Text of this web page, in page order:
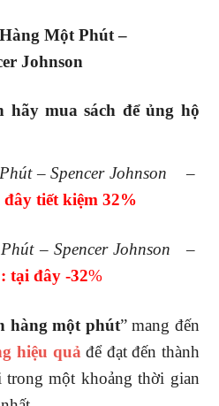
Một Phút –
Johnson
hãy mua sách để ủng hộ
– Spencer Johnson–
tiết kiệm 32%
– Spencer Johnson–
tại đây -32%
hàng một phút” mang đến
hiệu quả để đạt đến thành
trong một khoảng thời gian